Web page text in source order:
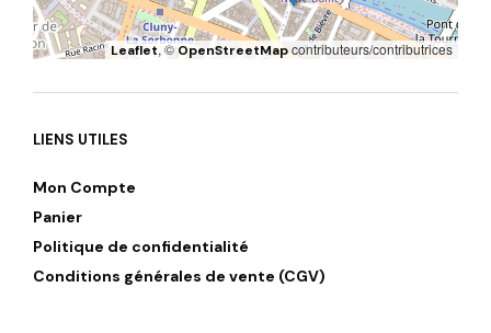
Leaflet, ©OpenStreetMapcontributeurs/contributrices
LIENS UTILES
Mon Compte
Panier
Politique de confidentialité
Conditions générales de vente (CGV)